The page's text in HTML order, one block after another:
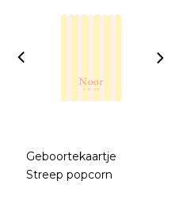
Geboortekaartje
Streep popcorn